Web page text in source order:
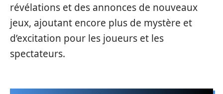
révélations et des annonces de nouveaux
jeux, ajoutant encore plus de mystère et
d’excitation pour les joueurs et les
spectateurs.